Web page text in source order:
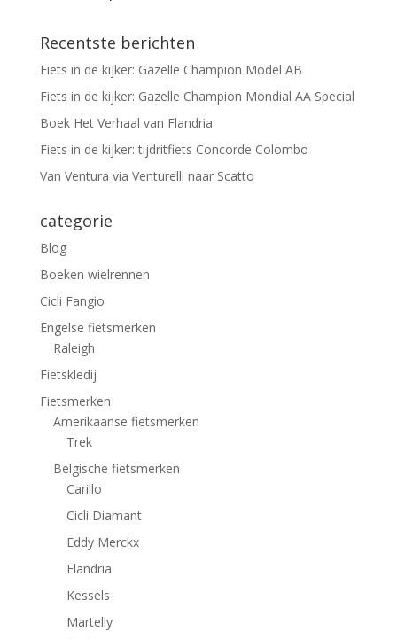
Recentste berichten
Fiets in de kijker: Gazelle Champion Model AB
Fiets in de kijker: Gazelle Champion Mondial AA Special
Boek Het Verhaal van Flandria
Fiets in de kijker: tijdritfiets Concorde Colombo
Van Ventura via Venturelli naar Scatto
categorie
Blog
Boeken wielrennen
Cicli Fangio
Engelse fietsmerken
Raleigh
Fietskledij
Fietsmerken
Amerikaanse fietsmerken
Trek
Belgische fietsmerken
Carillo
Cicli Diamant
Eddy Merckx
Flandria
Kessels
Martelly